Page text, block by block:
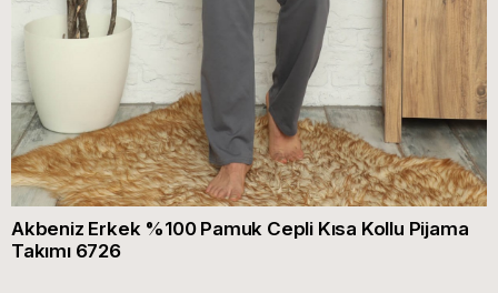
Akbeniz Erkek %100 Pamuk Cepli Kısa Kollu Pijama
Takımı 6726